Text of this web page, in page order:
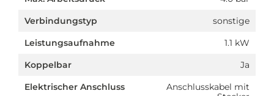
Verbindungstyp
sonstige
Leistungsaufnahme
1.1 kW
Koppelbar
Ja
Elektrischer Anschluss
Anschlusskabel mit